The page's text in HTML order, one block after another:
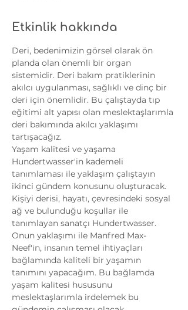
Etkinlik hakkında
Deri, bedenimizin görsel olarak ön
planda olan önemli bir organ
sistemidir. Deri bakım pratiklerinin
akılcı uygulanması, sağlıklı ve dinç bir
deri için önemlidir. Bu çalıştayda tıp
eğitimi alt yapısı olan meslektaşlarımla
deri bakımında akılcı yaklaşımı
tartışacağız.
Yaşam kalitesi ve yaşama
Hundertwasser'in kademeli
tanımlaması ile yaklaşım çalıştayın
ikinci gündem konusunu oluşturacak.
Kişiyi derisi, hayatı, çevresindeki sosyal
ağ ve bulunduğu koşullar ile
tanımlayan sanatçı Hundertwasser.
Onun yaklaşımı ile Manfred Max-
Neef'in, insanın temel ihtiyaçları
bağlamında kaliteli bir yaşamın
tanımını yapacağım. Bu bağlamda
yaşam kalitesi hususunu
meslektaşlarımla irdelemek bu